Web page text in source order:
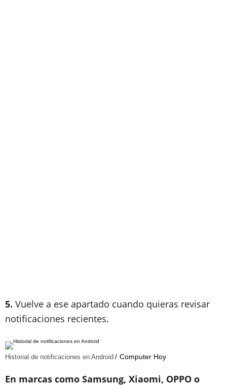
5. Vuelve a ese apartado cuando quieras revisar
notificaciones recientes.
Historial de notificaciones en Android Computer Hoy
En marcas como Samsung, Xiaomi, OPPO o